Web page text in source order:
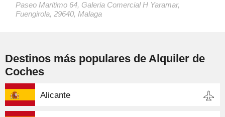
Paseo Maritimo 64, Galeria Comercial H Yaramar,
Fuengirola, 29640, Malaga
Destinos más populares de Alquiler de
Coches
Alicante